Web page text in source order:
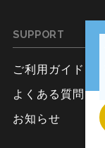
SUPPORT
ご利用ガイド
よくある質問
お知らせ